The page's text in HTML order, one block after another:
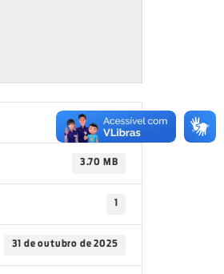
129
3.70 MB
1
31 de outubro de 2025